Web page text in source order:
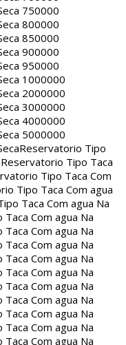
750000
800000
850000
900000
950000
1000000
2000000
3000000
4000000
5000000
Reservatorio Tipo
Reservatorio Tipo Taca
Tipo Taca Com
Tipo Taca Com agua
Taca Com agua Na
Com agua Na
Com agua Na
Com agua Na
Com agua Na
Com agua Na
Com agua Na
Com agua Na
Com agua Na
Com agua Na
Com agua Na